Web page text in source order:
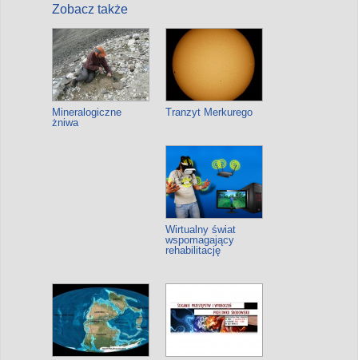
Zobacz także
Mineralogiczne
żniwa
Tranzyt Merkurego
Wirtualny świat
wspomagający
rehabilitację